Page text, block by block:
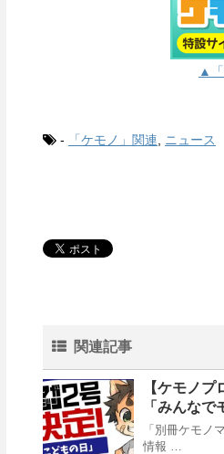
▲「
- 「ケモノ」関連 ニュース
関連記事
【ケモノ
「みんな
「別冊ケモノ
情報 …